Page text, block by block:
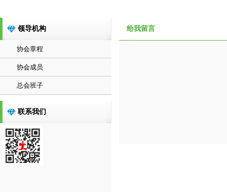
领导机构
协会章程
协会成员
总会班子
联系我们
给我留言